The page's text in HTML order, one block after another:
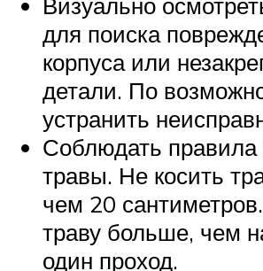
для поиска
корпуса или
детали. По
устранить
Соблюдать
травы. Не косить
чем 20
траву больше, чем
один проход.